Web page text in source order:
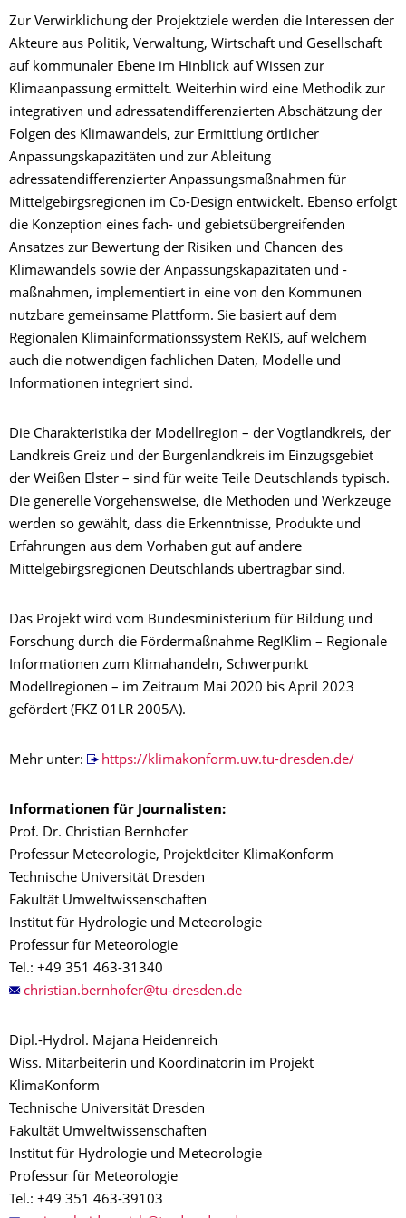
Zur Verwirklichung der Projektziele werden die Interessen der
Akteure aus Politik, Verwaltung, Wirtschaft und Gesellschaft
auf kommunaler Ebene im Hinblick auf Wissen zur
Klimaanpassung ermittelt. Weiterhin wird eine Methodik zur
integrativen und adressatendifferenzierten Abschätzung der
Folgen des Klimawandels, zur Ermittlung örtlicher
Anpassungskapazitäten und zur Ableitung
adressatendifferenzierter Anpassungsmaßnahmen für
Mittelgebirgsregionen im Co-Design entwickelt. Ebenso erfolgt
die Konzeption eines fach- und gebietsübergreifenden
Ansatzes zur Bewertung der Risiken und Chancen des
Klimawandels sowie der Anpassungskapazitäten und -
maßnahmen, implementiert in eine von den Kommunen
nutzbare gemeinsame Plattform. Sie basiert auf dem
Regionalen Klimainformationssystem ReKIS, auf welchem
auch die notwendigen fachlichen Daten, Modelle und
Informationen integriert sind.
Die Charakteristika der Modellregion – der Vogtlandkreis, der
Landkreis Greiz und der Burgenlandkreis im Einzugsgebiet
der Weißen Elster – sind für weite Teile Deutschlands typisch.
Die generelle Vorgehensweise, die Methoden und Werkzeuge
werden so gewählt, dass die Erkenntnisse, Produkte und
Erfahrungen aus dem Vorhaben gut auf andere
Mittelgebirgsregionen Deutschlands übertragbar sind.
Das Projekt wird vom Bundesministerium für Bildung und
Forschung durch die Fördermaßnahme RegIKlim – Regionale
Informationen zum Klimahandeln, Schwerpunkt
Modellregionen – im Zeitraum Mai 2020 bis April 2023
gefördert (FKZ 01LR 2005A).
Mehr unter: https://klimakonform.uw.tu-dresden.de/
Informationen für Journalisten:
Prof. Dr. Christian Bernhofer
Professur Meteorologie, Projektleiter KlimaKonform
Technische Universität Dresden
Fakultät Umweltwissenschaften
Institut für Hydrologie und Meteorologie
Professur für Meteorologie
Tel.: +49 351 463-31340
Dipl.-Hydrol. Majana Heidenreich
Wiss. Mitarbeiterin und Koordinatorin im Projekt
KlimaKonform
Technische Universität Dresden
Fakultät Umweltwissenschaften
Institut für Hydrologie und Meteorologie
Professur für Meteorologie
Tel.: +49 351 463-39103